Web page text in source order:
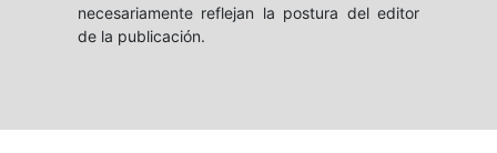
necesariamente reflejan la postura del editor
de la publicación.